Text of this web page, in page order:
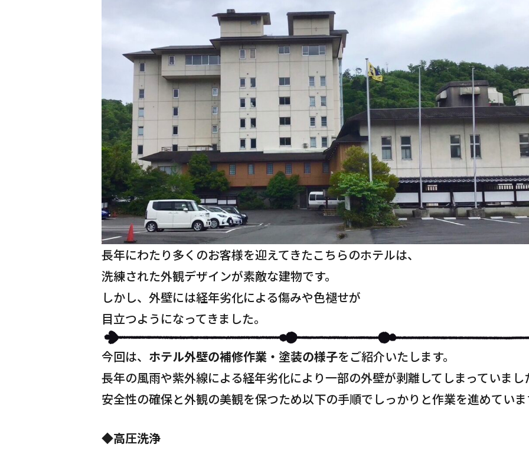
長年にわたり多くのお客様を迎えてきたこちらのホテルは、
洗練された外観デザインが素敵な建物です。
しかし、外壁には経年劣化による傷みや色褪せが
目立つようになってきました。
今回は、 ホテル外壁の補修作業・塗装の様子をご紹介いたします。
長年の風雨や紫外線による経年劣化により一部の外壁が剥離してしまっていまし
安全性の確保と外観の美観を保つため以下の手順でしっかりと作業を進めていま
◆高圧洗浄